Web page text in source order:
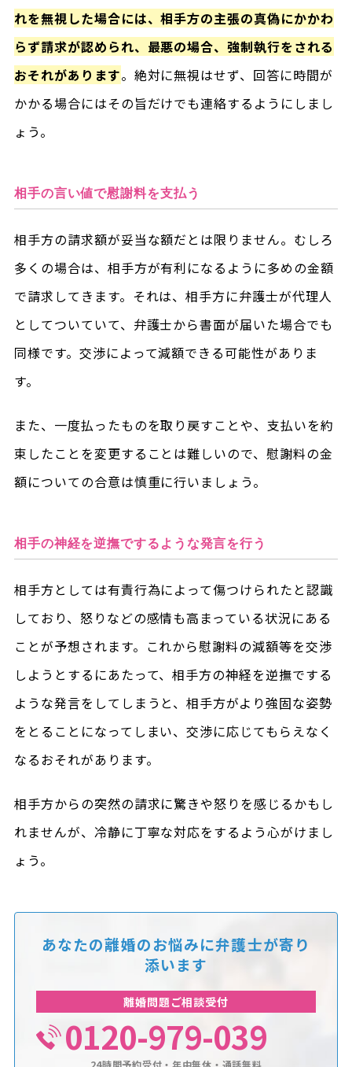
れを無視した場合には、相手方の主張の真偽にかかわ
らず請求が認められ、最悪の場合、強制執行をされる
おそれがあります。絶対に無視はせず、回答に時間が
かかる場合にはその旨だけでも連絡するようにしまし
ょう。
相手の言い値で慰謝料を支払う
相手方の請求額が妥当な額だとは限りません。むしろ
多くの場合は、相手方が有利になるように多めの金額
で請求してきます。それは、相手方に弁護士が代理人
としてついていて、弁護士から書面が届いた場合でも
同様です。交渉によって減額できる可能性がありま
す。
また、一度払ったものを取り戻すことや、支払いを約
束したことを変更することは難しいので、慰謝料の金
額についての合意は慎重に行いましょう。
相手の神経を逆撫でするような発言を行う
相手方としては有責行為によって傷つけられたと認識
しており、怒りなどの感情も高まっている状況にある
ことが予想されます。これから慰謝料の減額等を交渉
しようとするにあたって、相手方の神経を逆撫でする
ような発言をしてしまうと、相手方がより強固な姿勢
をとることになってしまい、交渉に応じてもらえなく
なるおそれがあります。
相手方からの突然の請求に驚きや怒りを感じるかもし
れませんが、冷静に丁寧な対応をするよう心がけまし
ょう。
あなたの離婚のお悩みに弁護士が寄り
添います
離婚問題ご相談受付
0120-979-039
24時間予約受付・年中無休・通話無料